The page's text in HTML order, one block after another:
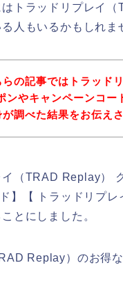
トラッドリプレイ
人もいるかもしれま
の記事ではトラッド
ンやキャンペーンコー
調べた結果をお伝え
（TRAD Replay）
】【 トラッドリプ
とにしました。
Replay）のお得